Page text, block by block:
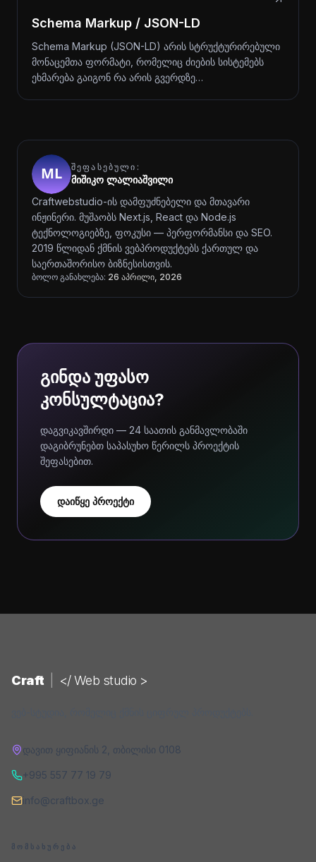
Schema Markup / JSON-LD
Schema Markup (JSON-LD) არის სტრუქტურირებული
მონაცემთა ფორმატი, რომელიც ძიების სისტემებს
ეხმარება გაიგონ რა არის გვერდზე…
ᲨᲔᲤᲐᲡᲔᲑᲣᲚᲘ:
მიშიკო ლალიაშვილი
Craftwebstudio-ის დამფუძნებელი და მთავარი
ინჟინერი. მუშაობს Next.js, React და Node.js
ტექნოლოგიებზე, ფოკუსი — პერფორმანსი და SEO.
2019 წლიდან ქმნის ვებპროდუქტებს ქართულ და
საერთაშორისო ბიზნესისთვის.
ბოლო განახლება: 26 აპრილი, 2026
გინდა უფასო
კონსულტაცია?
დაგვიკავშირდი — 24 საათის განმავლობაში
დაგიბრუნებთ საპასუხო წერილს პროექტის
შეფასებით.
დაიწყე პროექტი
Craft </ Web studio >
დავით ყიფიანის 2 თბილისი 0108
+995 557 77 19 79
info@craftbox.ge
ᲛᲝᲛᲡᲐᲮᲣᲠᲔᲑᲐ